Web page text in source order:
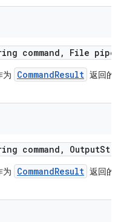
command , File pipe
为 CommandResult 返回的
command , Output
为 CommandResult 返回的